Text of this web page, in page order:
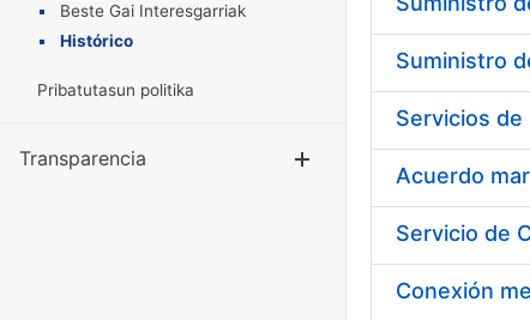
Beste Gai Interesgarriak
Histórico
Pribatutasun politika
Transparencia Erakutsi/
Acuerdo